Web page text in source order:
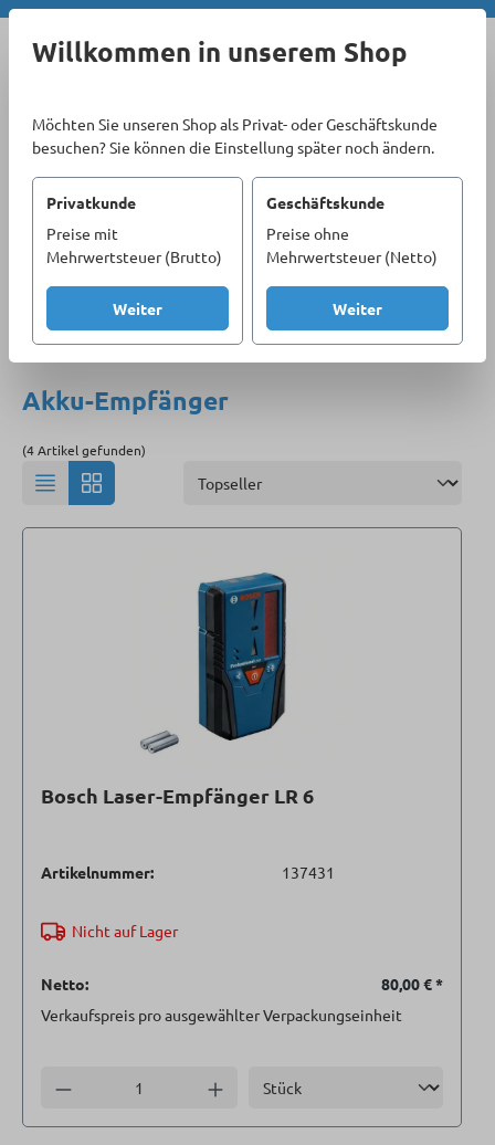
Zum Hauptinhalt springen
Willkommen in unserem Shop
Möchten Sie unseren Shop als Privat- oder Geschäftskunde
besuchen? Sie können die Einstellung später noch ändern.
Privatkunde
Preise mit
Mehrwertsteuer (Brutto)
Weiter
Geschäftskunde
Preise ohne
Mehrwertsteuer (Netto)
Weiter
Sortiment
Akku-Werkzeuge
Messen
Akku-Empfänger
Akku-Empfänger
(4 Artikel gefunden)
Bosch Laser-Empfänger LR 6
Artikelnummer: 137431
Nicht auf Lager
Netto: 80,00 €*
Verkaufspreis pro ausgewählter Verpackungseinheit
Anzahl verringern Anzahl erhöhen